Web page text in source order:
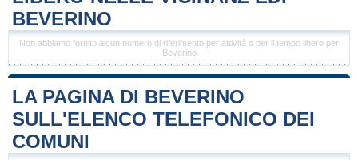
BEVERINO
Non abbiamo fornito alcun numero di riferimento per attività o per il tempo libero per
Beverino
LA PAGINA DI BEVERINO
SULL'ELENCO TELEFONICO DEI
COMUNI